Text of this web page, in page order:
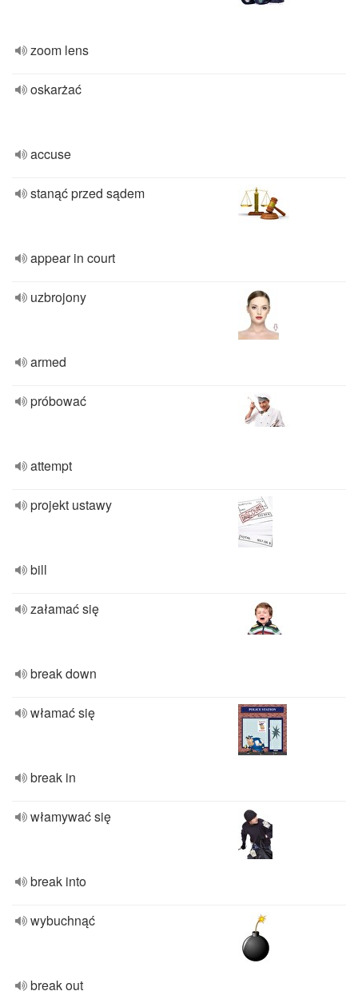
zoom lens
oskarżać
accuse
stanąć przed sądem
appear in court
uzbrojony
armed
próbować
attempt
projekt ustawy
bill
załamać się
break down
włamać się
break in
włamywać się
break into
wybuchnąć
break out